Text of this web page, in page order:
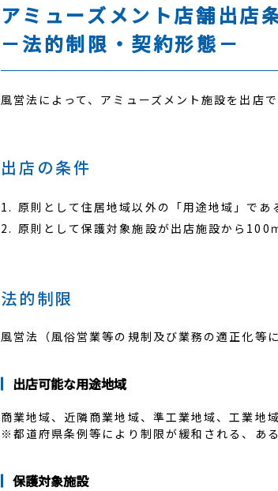
エンタメ施設事業
ゲーム開発事業
マーチャンダイジング事業
健
アミューズメント店舗出店
－法的制限・契約形態－
風営法によって、アミューズメント施設を出店
出店の条件
原則として住居地域以外の「用途地域」であ
原則として保護対象施設が出店施設から100
法的制限
風営法（風俗営業等の規制及び業務の適正化等
出店可能な用途地域
商業地域、近隣商業地域、準工業地域、工業地
※都道府県条例等により制限が緩和される、あ
保護対象施設